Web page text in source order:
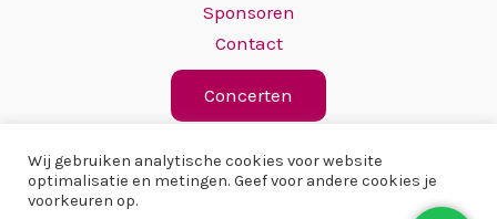
Sponsoren
Contact
Concerten
Wij gebruiken analytische cookies voor website
optimalisatie en metingen. Geef voor andere cookies je
voorkeuren op.